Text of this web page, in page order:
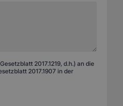
2017.1219, d.h.) an die
2017.1907 in der